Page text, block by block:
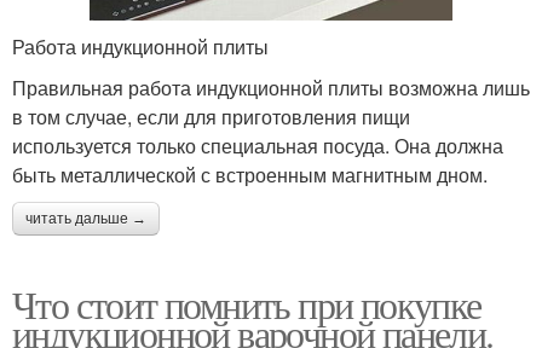
Работа индукционной плиты
Правильная работа индукционной плиты возможна лишь
в том случае, если для приготовления пищи
используется только специальная посуда. Она должна
быть металлической с встроенным магнитным дном.
читать дальше →
Что стоит помнить при покупке
индукционной варочной панели.